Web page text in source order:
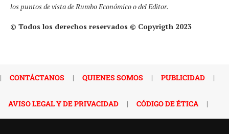
los puntos de vista de Rumbo Económico o del Editor.
© Todos los derechos reservados © Copyrigth 2023
| CONTÁCTANOS | QUIENES SOMOS | PUBLICIDAD |
AVISO LEGAL Y DE PRIVACIDAD | CÓDIGO DE ÉTICA |